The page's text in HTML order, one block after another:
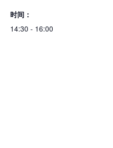
时间：
14:30 - 16:00